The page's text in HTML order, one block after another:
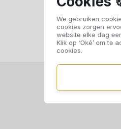
We gebruiken
cookies zorgen
website elke dag
Klik op ‘Oké’ om te
cookies.